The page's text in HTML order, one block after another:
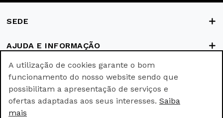
SEDE
AJUDA E INFORMAÇÃO
FORMAS DE PAGAMENTO
A utilização de cookies garante o bom
funcionamento do nosso website sendo que
possibilitam a apresentação de serviços e
ofertas adaptadas aos seus interesses. Saiba
mais